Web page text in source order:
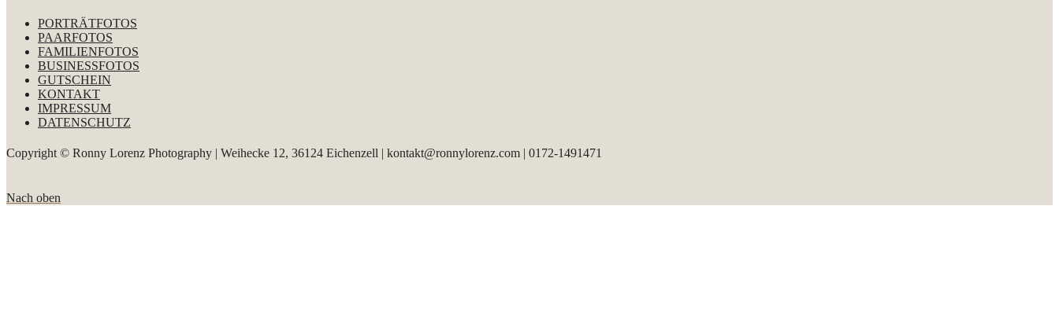
PORTRÄTFOTOS
PAARFOTOS
FAMILIENFOTOS
BUSINESSFOTOS
GUTSCHEIN
KONTAKT
IMPRESSUM
DATENSCHUTZ
Copyright © Ronny Lorenz Photography | Weihecke 12, 36124 Eichenzell | kontakt@ronnylorenz.com | 0172-1491471
Nach oben